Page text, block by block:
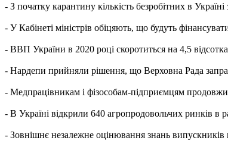
- З початку карантину кількість безробітних в
- У Кабінеті міністрів обіцяють, що будуть
- ВВП України в 2020 році скоротиться на 4,5
- Нардепи прийняли рішення, що Верховна Рада
- Медпрацівникам і фізособам-підприємцям
- В Україні відкрили 640 агропродовольчих ринків в
- Зовнішнє незалежне оцінювання знань випускників